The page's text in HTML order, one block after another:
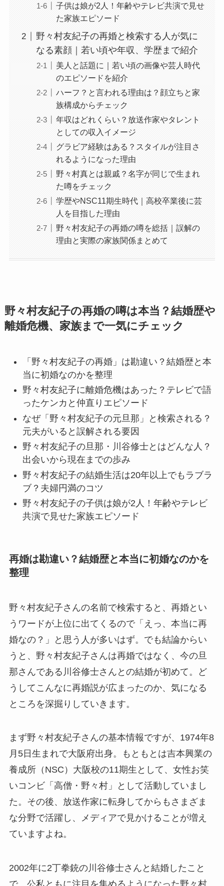
子供は娘が2人！年齢やテレビ共演で見せ
た家族エピソード
野々村友紀子の再婚と検索する人が気に
なる素顔｜若い頃や年収、学歴まで紹介
美人と話題に｜若い頃の画像や芸人時代
のエピソードを紹介
ハーフ？と言われる理由は？顔立ちと家
族構成からチェック
年収はどれくらい？放送作家やタレント
としての収入イメージ
グラビア経験はある？スタイルが注目さ
れるようになった理由
野々村真とは親戚？名字が同じで生まれ
た噂をチェック
学歴やNSC11期生時代｜高校卒業後に芸
人を目指した理由
野々村友紀子の再婚の噂を総括｜誤解の
理由と実際の家族関係まとめて
野々村友紀子の再婚の噂は本当？結婚歴や
離婚危機、家族まで一気にチェック
「野々村友紀子の再婚」は勘違い？結婚歴と本
当に初婚なのかを整理
野々村友紀子に離婚危機はあった？テレビで語
ったケンカと仲直りエピソード
なぜ「野々村友紀子の元旦那」と検索される？
元夫がいると誤解される要因
野々村友紀子の旦那・川谷修士とはどんな人？
出会いから現在までの歩み
野々村友紀子の結婚生活は20年以上でもラブラ
ブ？夫婦円満のコツ
野々村友紀子の子供は娘が2人！年齢やテレビ
共演で見せた家族エピソード
再婚は勘違い？結婚歴と本当に初婚なのかを
整理
野々村友紀子さんの名前で検索すると、再婚とい
うワードが上位に出てくるので「えっ、本当に再
婚なの？」と思う人が多いはず。でも結論からい
うと、野々村友紀子さんは再婚ではなく、今の旦
那さんである川谷修士さんとの結婚が初めて。ど
うしてこんなに再婚説が広まったのか、気になる
ところを深掘りしていきます。
まず野々村友紀子さんの基本情報ですが、1974年8
月5日生まれで大阪府出身。もともとは吉本興業の
養成所（NSC）大阪校の11期生として、女性お笑
いコンビ「高僧・野々村」として活動していまし
た。その後、放送作家に転身してからもさまざま
な分野で活躍し、メディアで見かけることが増え
ていますよね。
2002年に2丁拳銃の川谷修士さんと結婚したこと